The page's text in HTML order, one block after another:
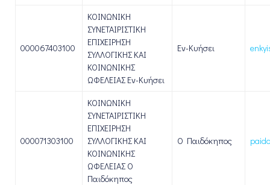
000067403100
ΚΟΙΝΩΝΙΚΗ
ΣΥΝΕΤΑΙΡΙΣΤΙΚΗ
ΕΠΙΧΕΙΡΗΣΗ
ΣΥΛΛΟΓΙΚΗΣ ΚΑΙ
ΚΟΙΝΩΝΙΚΗΣ
ΩΦΕΛΕΙΑΣ Εν-Κυήσει
Εν-Κυήσει
000071303100
ΚΟΙΝΩΝΙΚΗ
ΣΥΝΕΤΑΙΡΙΣΤΙΚΗ
ΕΠΙΧΕΙΡΗΣΗ
ΣΥΛΛΟΓΙΚΗΣ ΚΑΙ
ΚΟΙΝΩΝΙΚΗΣ
ΩΦΕΛΕΙΑΣ Ο
Παιδόκηπος
Ο Παιδόκηπος